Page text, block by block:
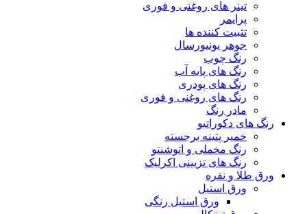
تینر های روغنی و فوری
پرایمر
تثبیت کننده ها
جوهر یونیورسال
رنگ چوب
رنگ‌ های پایه آب
رنگ های پودری
رنگ‌ های روغنی و فوری
مادر رنگ
رنگ های دکوراتیو
خمیر پتینه برجسته
رنگ مخملی و اتوشنتو
رنگ های تزیینی اکرلیک
ورق طلا و نقره
ورق استیل
ورق استیل رنگی